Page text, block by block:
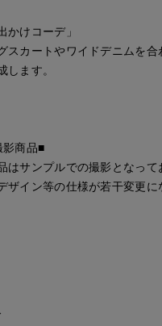
かけコーデ」
スカートやワイドデニムを
します。
影商品■
はサンプルでの撮影となっ
ザイン等の仕様が若干変更に